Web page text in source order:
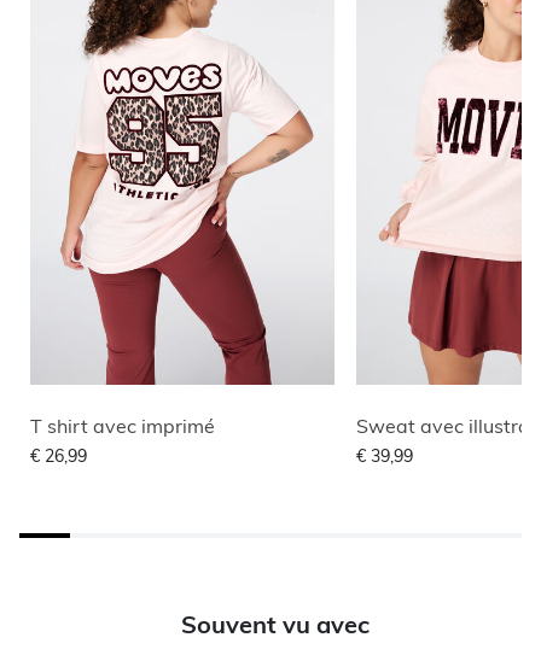
T shirt avec imprimé
€ 26,99
Sweat avec
€ 39,99
Souvent vu avec